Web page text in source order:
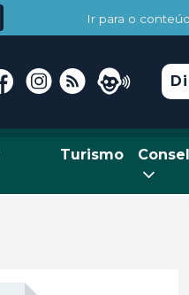
Ir para o
Turismo